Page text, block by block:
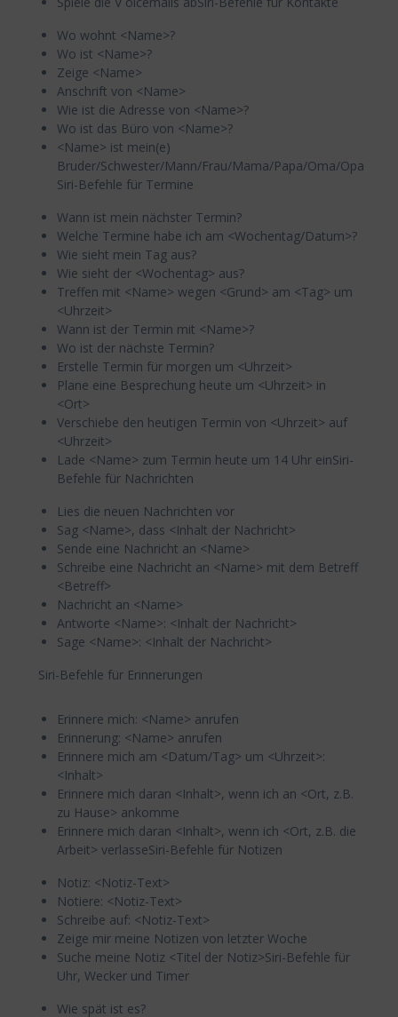
Wo wohnt <Name>?
Wo ist <Name>?
Zeige <Name>
Anschrift von <Name>
Wie ist die Adresse von <Name>?
Wo ist das Büro von <Name>?
<Name> ist mein(e)
Bruder/Schwester/Mann/Frau/Mama/Papa/Oma/Opa
Siri-Befehle für Termine
Wann ist mein nächster Termin?
Welche Termine habe ich am <Wochentag/Datum>?
Wie sieht mein Tag aus?
Wie sieht der <Wochentag> aus?
Treffen mit <Name> wegen <Grund> am <Tag> um
<Uhrzeit>
Wann ist der Termin mit <Name>?
Wo ist der nächste Termin?
Erstelle Termin für morgen um <Uhrzeit>
Plane eine Besprechung heute um <Uhrzeit> in
<Ort>
Verschiebe den heutigen Termin von <Uhrzeit> auf
<Uhrzeit>
Lade <Name> zum Termin heute um 14 Uhr einSiri-
Befehle für Nachrichten
Lies die neuen Nachrichten vor
Sag <Name>, dass <Inhalt der Nachricht>
Sende eine Nachricht an <Name>
Schreibe eine Nachricht an <Name> mit dem Betreff
<Betreff>
Nachricht an <Name>
Antworte <Name>: <Inhalt der Nachricht>
Sage <Name>: <Inhalt der Nachricht>
Siri-Befehle für Erinnerungen
Erinnere mich: <Name> anrufen
Erinnerung: <Name> anrufen
Erinnere mich am <Datum/Tag> um <Uhrzeit>:
<Inhalt>
Erinnere mich daran <Inhalt>, wenn ich an <Ort, z.B.
zu Hause> ankomme
Erinnere mich daran <Inhalt>, wenn ich <Ort, z.B. die
Arbeit> verlasseSiri-Befehle für Notizen
Notiz: <Notiz-Text>
Notiere: <Notiz-Text>
Schreibe auf: <Notiz-Text>
Zeige mir meine Notizen von letzter Woche
Suche meine Notiz <Titel der Notiz>Siri-Befehle für
Uhr, Wecker und Timer
Wie spät ist es?